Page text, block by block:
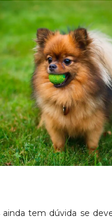
ainda tem dúvida se